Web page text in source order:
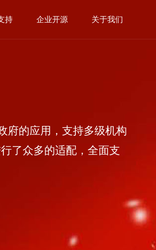
持 企业开源 关于我们
的应用，支持多级机构
了众多的适配，全面支